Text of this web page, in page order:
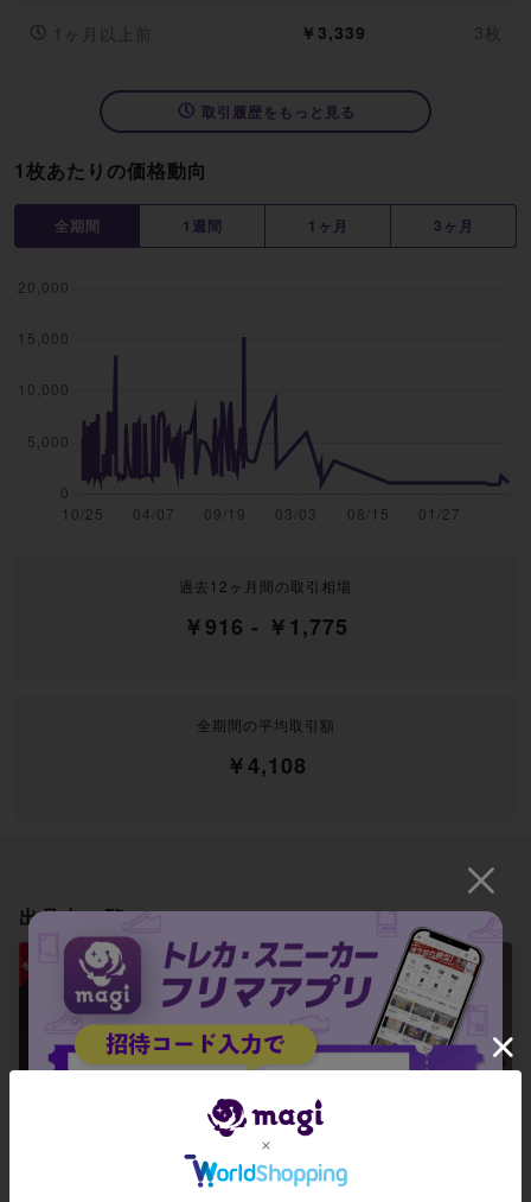
1枚あたりの価格動向
全期間 1週間 1ヶ月 3ヶ月
過去12ヶ月間の取引相場
￥916 - ￥1,775
全期間の平均取引額
￥4,108
1ヶ月以上前 ￥3,339 3枚
取引履歴をもっと見る
出品中一覧
頂上連結 ロッド・
ゾージア5th SR 1
6/112 1枚
¥ 1,000